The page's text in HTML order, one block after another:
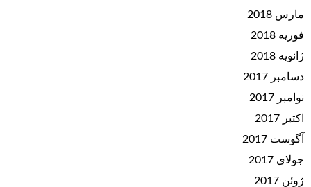
مارس 2018
فوریه 2018
ژانویه 2018
دسامبر 2017
نوامبر 2017
اکتبر 2017
آگوست 2017
جولای 2017
ژوئن 2017